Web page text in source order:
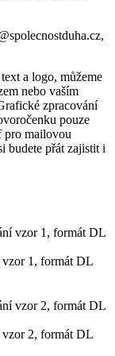
a logo, můžeme
nebo vaším
zpracování
pouze
pro mailovou
budete přát zajistit i
vzor 1, formát DL
vzor 2, formát DL